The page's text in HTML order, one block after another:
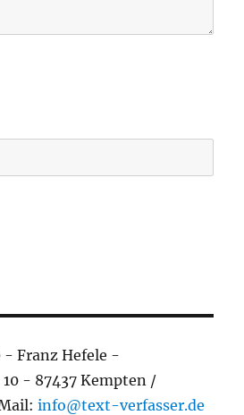
- Franz Hefele -
- 87437 Kempten /
info@text-verfasser.de